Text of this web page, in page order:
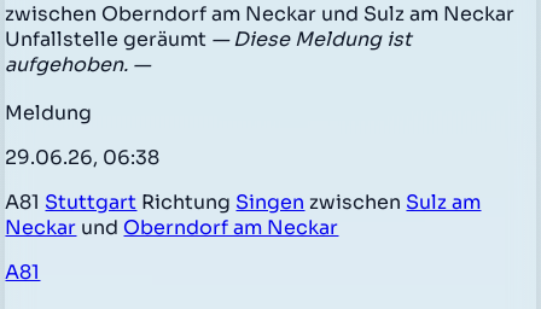
zwischen Oberndorf am Neckar und Sulz am Neckar
Unfallstelle geräumt — Diese Meldung ist
aufgehoben. —
Meldung
29.06.26, 06:38
A81 Stuttgart Richtung Singen zwischen Sulz am
Neckar und Oberndorf am Neckar
A81